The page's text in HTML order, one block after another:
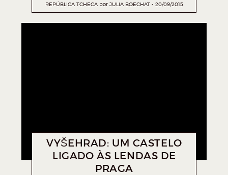
REPÚBLICA TCHECA por JULIA BOECHAT 20/09/2015
VYŠEHRAD: UM CASTELO
LIGADO ÀS LENDAS DE
PRAGA